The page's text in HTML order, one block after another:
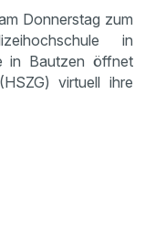
Donnerstag zum
in
in Bautzen öffnet
virtuell ihre